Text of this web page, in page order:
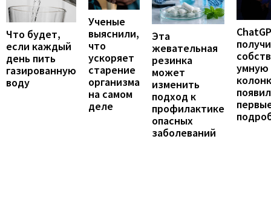
Что будет,
если каждый
день пить
газированную
воду
Ученые
выяснили,
что
ускоряет
старение
организма
на самом
деле
Эта
жевательная
резинка
может
изменить
подход к
профилактике
опасных
заболеваний
умную